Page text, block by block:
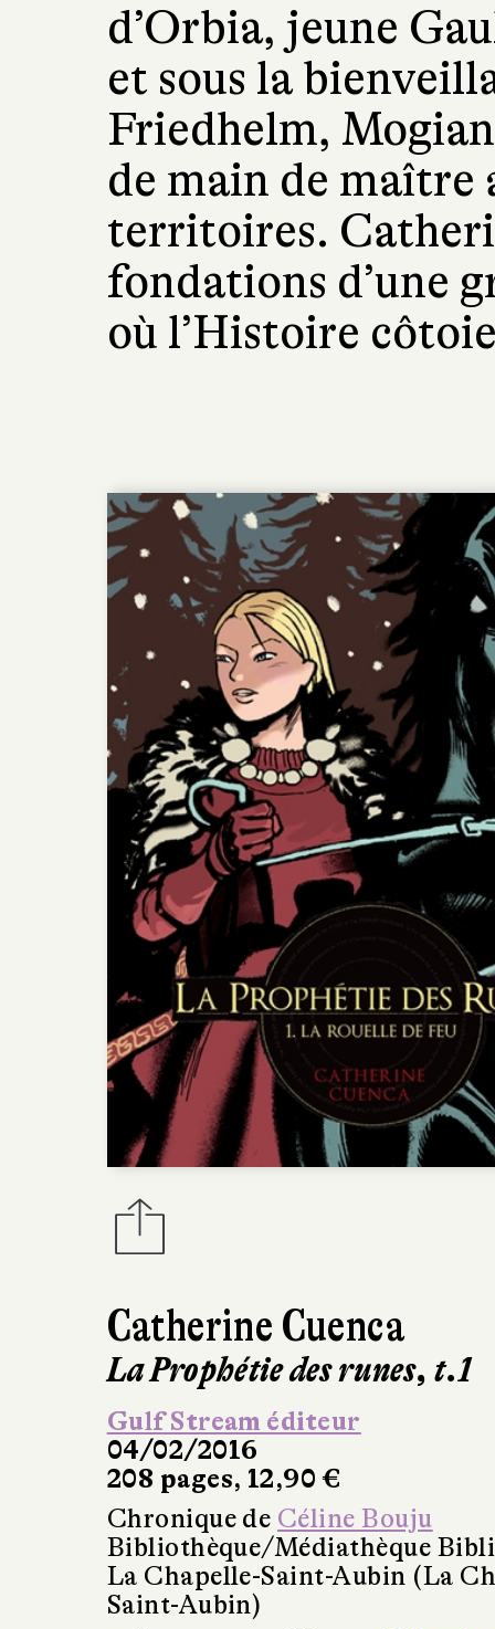
Catherine Cuenca
La Prophétie des runes, t.1
Gulf Stream éditeur
04/02/2016
208 pages, 12,90 €
Chronique de Céline Bouju
Bibliothèque/Médiathèque
La Chapelle-Saint-Aubin (La
Saint-Aubin)
d’Orbia, jeune
et sous la
Friedhelm,
de main de maître
territoires.
fondations d’une
où l’Histoire